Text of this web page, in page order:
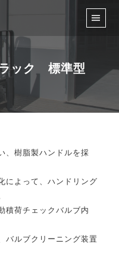
ック 標準型
、樹脂製ハンドルを採
によって、ハンドリング
積荷チェックバルブ内
バルブクリーニング装置